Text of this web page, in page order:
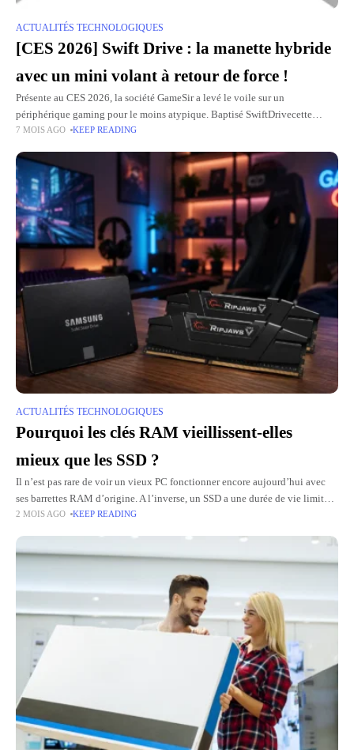
ACTUALITÉS TECHNOLOGIQUES
[CES 2026] Swift Drive : la manette hybride
avec un mini volant à retour de force !
Présente au CES 2026, la société GameSir a levé le voile sur un
périphérique gaming pour le moins atypique. Baptisé SwiftDrivecette
nouvelle manette entend renouveler l'expérience des jeux de conduite
7 MOIS AGO KEEP READING
ACTUALITÉS TECHNOLOGIQUES
Pourquoi les clés RAM vieillissent-elles
mieux que les SSD ?
Il n’est pas rare de voir un vieux PC fonctionner encore aujourd’hui avec
ses barrettes RAM d’origine. A l’inverse, un SSD a une durée de vie limitée
et finit par
2 MOIS AGO KEEP READING